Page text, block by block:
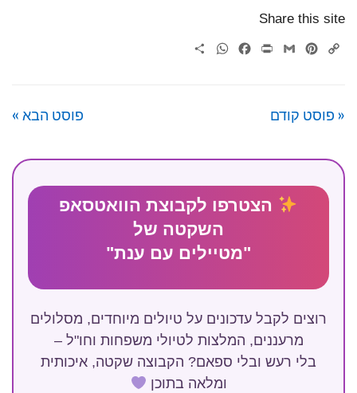
Share this site
Copy
Pinterest
Gmail
Print
Facebook
WhatsApp
« פוסט קודם פוסט הבא »
הצטרפו לקבוצת הוואטסאפ
השקטה של
"מטיילים עם ענת"
רוצים לקבל עדכונים על טיולים מיוחדים, מסלולים
מרעננים, המלצות לטיולי משפחות וחו"ל –
בלי רעש ובלי ספאם? הקבוצה שקטה, איכותית
ומלאה בתוכן